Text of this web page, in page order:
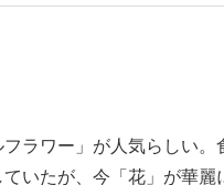
ラワー」が人気らしい
いたが、今「花」が華